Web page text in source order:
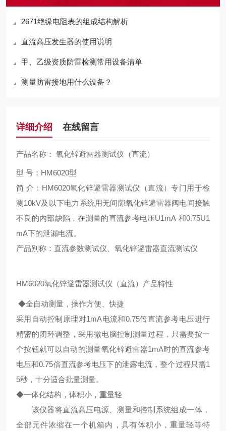
2671绝缘电阻表的组成结构解析
直流高压发生器的使用说明
甲、乙级资质防雷检测常用设备清单
测量防雷接地用什么设备？
详细介绍 在线留言
产品名称： 氧化锌避雷器测试仪（直流）
型 号：HM6020型
简 介：HM6020氧化锌避雷器测试仪（直流）专门用于检
测10kV及以下电力系统用无间隙氧化锌避雷器阀电间接触
不良的内部缺陷，在测量的直流参考电压U1mA 和0.75U1
mA下的泄漏电流。
产品别称：直流参数测试仪、氧化锌避雷器直流测试仪
HM6020氧化锌避雷器测试仪（直流）产品特性
◆全自动测量，操作方便、快捷
采用自动控制原理对1mA电流和0.75倍直流参考电压进行
精密的闭环调整，采用微电脑控制测量过程，只需要按一
个按钮就可以自动的测量氧化锌避雷器1mA时的直流参考
电压和0.75倍直流参考电压下的泄露电流，整个过程只需1
5秒，十分适合批量测量。
◆一体化结构，体积小，重量轻
该仪器将直流高压电源、测量和控制系统组成一体，
全部元件浓缩在一个机箱内，具有体积小，重量轻等特